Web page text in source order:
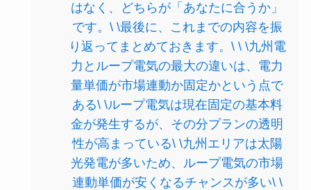
はなく、どちらが「あなたに合うか」
です。\ \最後に、これまでの内容を振
り返ってまとめておきます。\ \ \九州電
力とループ電気の最大の違いは、電力
量単価が市場連動か固定かという点で
ある\ \ループ電気は現在固定の基本料
金が発生するが、その分プランの透明
性が高まっている\ \九州エリアは太陽
光発電が多いため、ループ電気の市場
連動単価が安くなるチャンスが多い\ \